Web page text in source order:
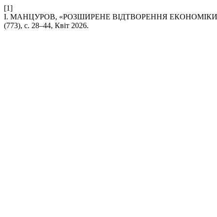
[1]
І. МАНЦУРОВ, «РОЗШИРЕНЕ ВІДТВОРЕННЯ
(773), с. 28–44, Квіт 2026.